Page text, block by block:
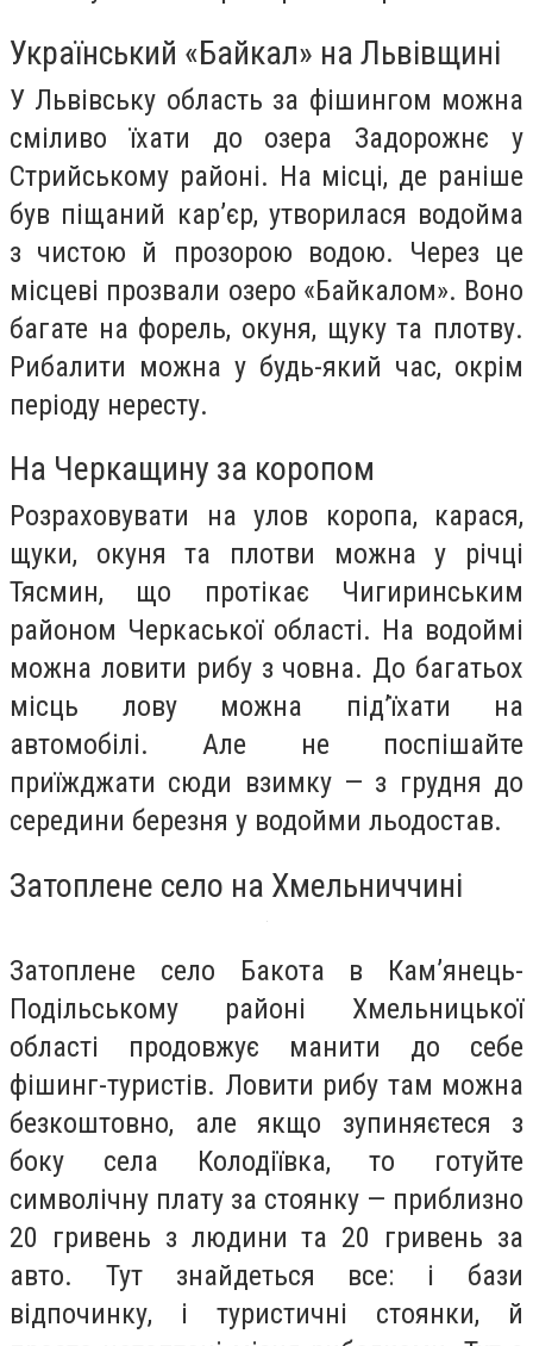
Український «Байкал» на Львівщині
У Львівську область за фішингом можна
сміливо їхати до озера Задорожнє у
Стрийському районі. На місці, де раніше
був піщаний кар’єр, утворилася водойма
з чистою й прозорою водою. Через це
місцеві прозвали озеро «Байкалом». Воно
багате на форель, окуня, щуку та плотву.
Рибалити можна у будь-який час, окрім
періоду нересту.
На Черкащину за коропом
Розраховувати на улов коропа, карася,
щуки, окуня та плотви можна у річці
Тясмин, що протікає Чигиринським
районом Черкаської області. На водоймі
можна ловити рибу з човна. До багатьох
місць лову можна під’їхати на
автомобілі. Але не поспішайте
приїжджати сюди взимку — з грудня до
середини березня у водойми льодостав.
Затоплене село на Хмельниччині
Затоплене село Бакота в Кам’янець-
Подільському районі Хмельницької
області продовжує манити до себе
фішинг-туристів. Ловити рибу там можна
безкоштовно, але якщо зупиняєтеся з
боку села Колодіївка, то готуйте
символічну плату за стоянку — приблизно
20 гривень з людини та 20 гривень за
авто. Тут знайдеться все: і бази
відпочинку, і туристичні стоянки, й